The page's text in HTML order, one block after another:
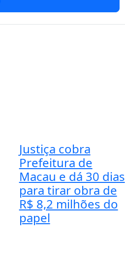
Justiça cobra
Prefeitura de
Macau e dá 30 dias
para tirar obra de
R$ 8,2 milhões do
papel